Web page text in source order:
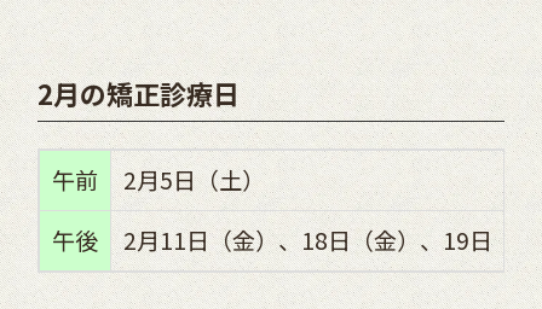
2月の矯正診療日
午前
2月5日（土）
午後
2月11日（金）、18日（金）、19日（